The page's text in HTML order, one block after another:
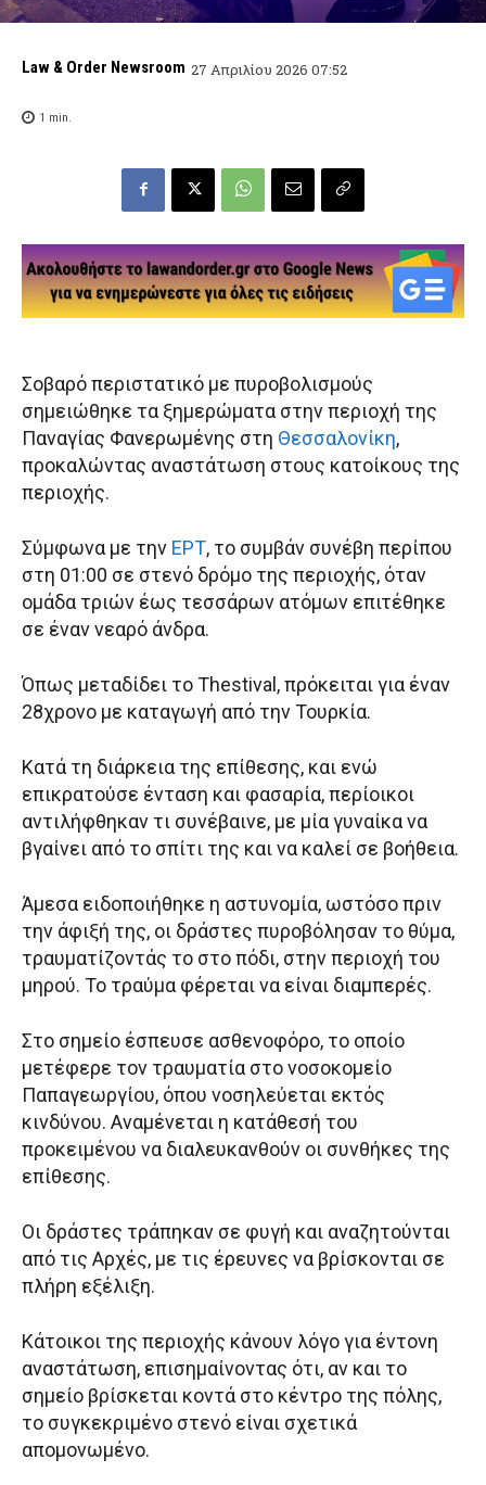
Law & Order Newsroom 27 Απριλίου 2026 07:52
1 min.
Σοβαρό περιστατικό με πυροβολισμούς
σημειώθηκε τα ξημερώματα στην περιοχή της
Παναγίας Φανερωμένης στη Θεσσαλονίκη,
προκαλώντας αναστάτωση στους κατοίκους της
περιοχής.
Σύμφωνα με την ΕΡΤ, το συμβάν συνέβη περίπου
στη 01:00 σε στενό δρόμο της περιοχής, όταν
ομάδα τριών έως τεσσάρων ατόμων επιτέθηκε
σε έναν νεαρό άνδρα.
Όπως μεταδίδει το Thestival, πρόκειται για έναν
28χρονο με καταγωγή από την Τουρκία.
Κατά τη διάρκεια της επίθεσης, και ενώ
επικρατούσε ένταση και φασαρία, περίοικοι
αντιλήφθηκαν τι συνέβαινε, με μία γυναίκα να
βγαίνει από το σπίτι της και να καλεί σε βοήθεια.
Άμεσα ειδοποιήθηκε η αστυνομία, ωστόσο πριν
την άφιξή της, οι δράστες πυροβόλησαν το θύμα,
τραυματίζοντάς το στο πόδι, στην περιοχή του
μηρού. Το τραύμα φέρεται να είναι διαμπερές.
Στο σημείο έσπευσε ασθενοφόρο, το οποίο
μετέφερε τον τραυματία στο νοσοκομείο
Παπαγεωργίου, όπου νοσηλεύεται εκτός
κινδύνου. Αναμένεται η κατάθεσή του
προκειμένου να διαλευκανθούν οι συνθήκες της
επίθεσης.
Οι δράστες τράπηκαν σε φυγή και αναζητούνται
από τις Αρχές, με τις έρευνες να βρίσκονται σε
πλήρη εξέλιξη.
Κάτοικοι της περιοχής κάνουν λόγο για έντονη
αναστάτωση, επισημαίνοντας ότι, αν και το
σημείο βρίσκεται κοντά στο κέντρο της πόλης,
το συγκεκριμένο στενό είναι σχετικά
απομονωμένο.